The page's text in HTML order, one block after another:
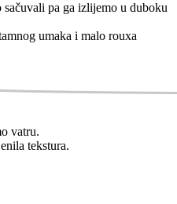
sačuvali pa ga izlijemo u duboku
umaka i malo rouxa
vatru.
tekstura.